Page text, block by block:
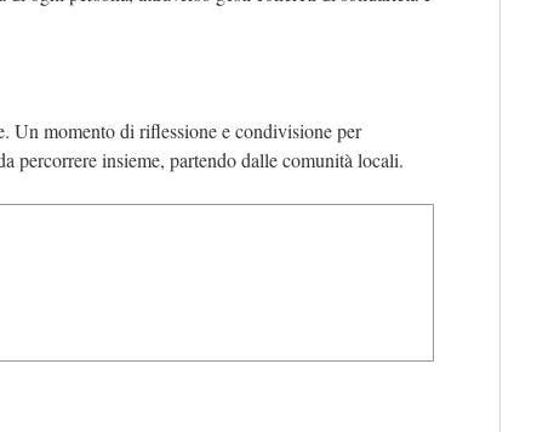
Un momento di riflessione e condivisione per
percorrere insieme, partendo dalle comunità locali.